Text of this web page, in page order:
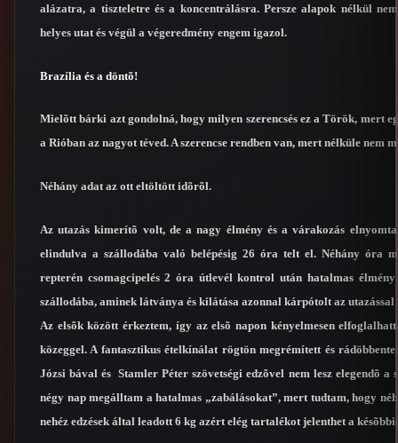
alázatra, a tiszteletre és a koncentrálásra. Persze alapok nélkül
helyes utat és végül a végeredmény engem igazol.
Brazília és a döntõ!
Mielõtt bárki azt gondolná, hogy milyen szerencsés ez a Török, mert
a Rióban az nagyot téved. A szerencse rendben van, mert nélküle nem
Néhány adat az ott eltöltött idõrõl.
Az utazás kimerítõ volt, de a nagy élmény és a várakozás
elindulva a szállodába való belépésig 26 óra telt el. Néhány óra
repterén csomagcipelés 2 óra útlevél kontrol után hatalmas
szállodába, aminek látványa és kilátása azonnal kárpótolt az
Az elsõk között érkeztem, így az elsõ napon kényelmesen
közeggel. A fantasztikus ételkínálat rögtön megrémített és
Józsi bával és Stamler Péter szövetségi edzõvel nem lesz elegendõ a
négy nap megálltam a hatalmas „zabálásokat”, mert tudtam, hogy
nehéz edzések által leadott 6 kg azért elég tartalékot jelenthet a